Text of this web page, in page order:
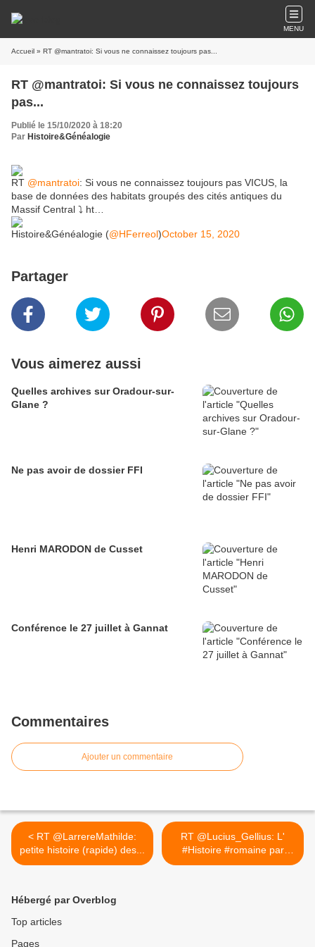
MENU
Accueil » RT @mantratoi: Si vous ne connaissez toujours pas...
RT @mantratoi: Si vous ne connaissez toujours
pas...
Publié le 15/10/2020 à 18:20
Par Histoire&Généalogie
RT @mantratoi: Si vous ne connaissez toujours pas VICUS, la
base de données des habitats groupés des cités antiques du
Massif Central ⤵️ ht…
Histoire&Généalogie (@HFerreol)October 15, 2020
Partager
Vous aimerez aussi
Quelles archives sur Oradour-sur-
Glane ?
Ne pas avoir de dossier FFI
Henri MARODON de Cusset
Conférence le 27 juillet à Gannat
Commentaires
Ajouter un commentaire
< RT @LarrereMathilde:
petite histoire (rapide) des...
RT @Lucius_Gellius: L'
#Histoire #romaine par
les... >
Hébergé par Overblog
Top articles
Pages